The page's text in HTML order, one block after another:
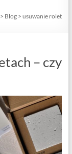
> Blog >usuwanie rolet
– czy